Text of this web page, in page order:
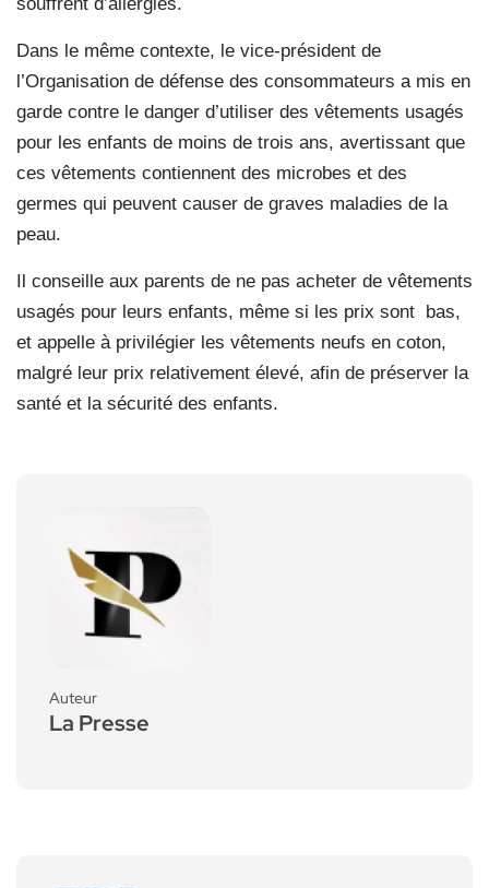
Dans le même contexte, le vice-président de
l’Organisation de défense des consommateurs a mis en
garde contre le danger d’utiliser des vêtements usagés
pour les enfants de moins de trois ans, avertissant que
ces vêtements contiennent des microbes et des
germes qui peuvent causer de graves maladies de la
peau.
Il conseille aux parents de ne pas acheter de vêtements
usagés pour leurs enfants, même si les prix sont bas,
et appelle à privilégier les vêtements neufs en coton,
malgré leur prix relativement élevé, afin de préserver la
santé et la sécurité des enfants.
Auteur
La Presse